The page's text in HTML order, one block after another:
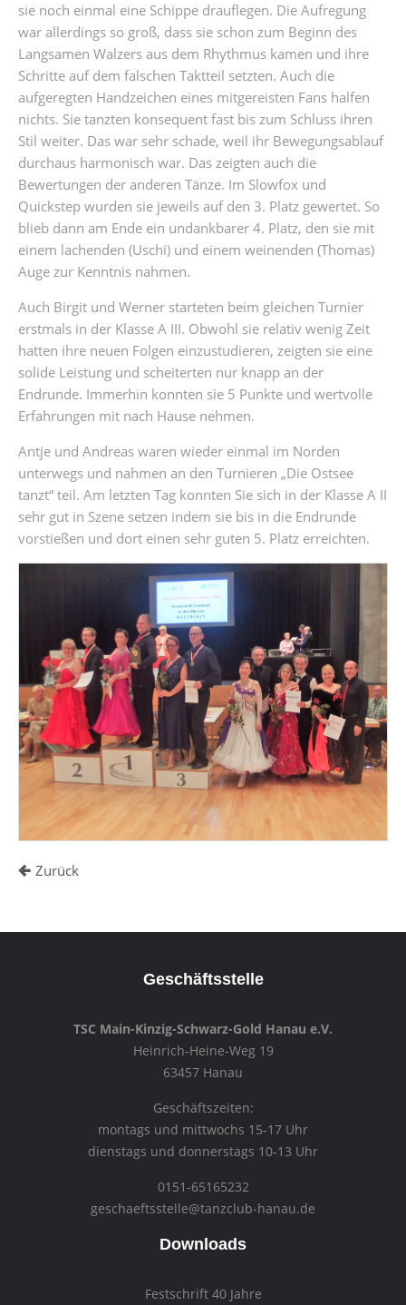
sie noch einmal eine Schippe drauflegen. Die Aufregung
war allerdings so groß, dass sie schon zum Beginn des
Langsamen Walzers aus dem Rhythmus kamen und ihre
Schritte auf dem falschen Taktteil setzten. Auch die
aufgeregten Handzeichen eines mitgereisten Fans halfen
nichts. Sie tanzten konsequent fast bis zum Schluss ihren
Stil weiter. Das war sehr schade, weil ihr Bewegungsablauf
durchaus harmonisch war. Das zeigten auch die
Bewertungen der anderen Tänze. Im Slowfox und
Quickstep wurden sie jeweils auf den 3. Platz gewertet. So
blieb dann am Ende ein undankbarer 4. Platz, den sie mit
einem lachenden (Uschi) und einem weinenden (Thomas)
Auge zur Kenntnis nahmen.
Auch Birgit und Werner starteten beim gleichen Turnier
erstmals in der Klasse A III. Obwohl sie relativ wenig Zeit
hatten ihre neuen Folgen einzustudieren, zeigten sie eine
solide Leistung und scheiterten nur knapp an der
Endrunde. Immerhin konnten sie 5 Punkte und wertvolle
Erfahrungen mit nach Hause nehmen.
Antje und Andreas waren wieder einmal im Norden
unterwegs und nahmen an den Turnieren „Die Ostsee
tanzt“ teil. Am letzten Tag konnten Sie sich in der Klasse A II
sehr gut in Szene setzen indem sie bis in die Endrunde
vorstießen und dort einen sehr guten 5. Platz erreichten.
Zurück
Geschäftsstelle
TSC Main-Kinzig-Schwarz-Gold Hanau e.V.
Heinrich-Heine-Weg 19
63457 Hanau
Geschäftszeiten:
montags und mittwochs 15-17 Uhr
dienstags und donnerstags 10-13 Uhr
0151-65165232
geschaeftsstelle@tanzclub-hanau.de
Downloads
Festschrift 40 Jahre